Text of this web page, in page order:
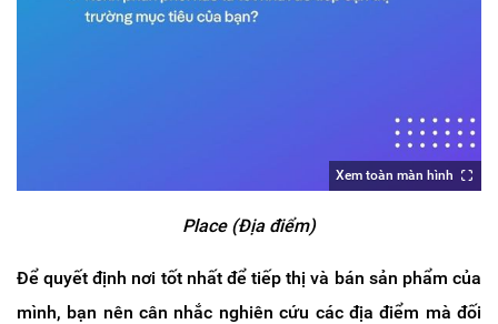
Xem toàn màn hình
Place (Địa điểm)
Để quyết định nơi tốt nhất để tiếp thị và bán sản phẩm của
mình, bạn nên cân nhắc nghiên cứu các địa điểm mà đối